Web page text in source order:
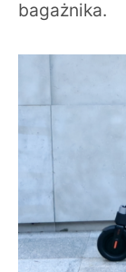
bagażnika.